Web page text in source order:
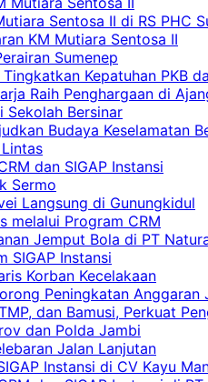
Sentosa II di RS PHC
KM Mutiara Sentosa II
Sumenep
Kepatuhan PKB
Raih Penghargaan di
Sekolah Bersinar
Budaya Keselamatan
dan SIGAP Instansi
Sermo
Langsung di Gunungkidul
melalui Program CRM
Jemput Bola di PT
SIGAP Instansi
Korban Kecelakaan
Peningkatan Anggaran
dan Bamusi, Perkuat
dan Polda Jambi
Jalan Lanjutan
Instansi di CV Kayu